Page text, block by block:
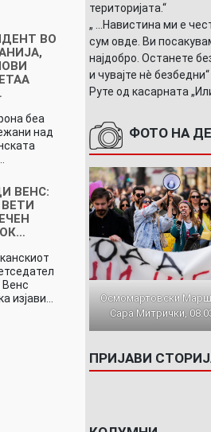
ВО
беа
над
ВЕНС:
Венс
изјави…
територијата.“
„ ...Навистина ми е
сум овде. Ви
најдобро. Останете
и чувајте нè
Руте од касарната
ФОТО НА
Осмомартовски
Сара Митрички,
ПРИЈАВИ